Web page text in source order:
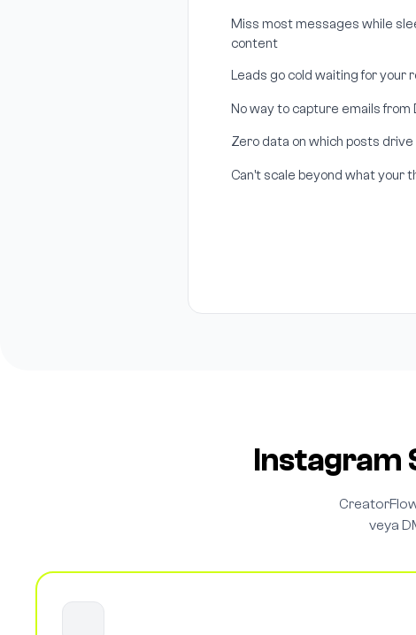
Miss most messages while
content
Leads go cold waiting for your
No way to capture emails from
Zero data on which posts
Can't scale beyond what your
Instagram
veya